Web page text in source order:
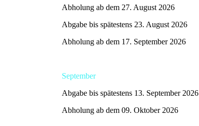
Abholung ab dem 27. August 2026
Abgabe bis spätestens 23. August 2026
Abholung ab dem 17. September 2026
September
Abgabe bis spätestens 13. September 2026
Abholung ab dem 09. Oktober 2026